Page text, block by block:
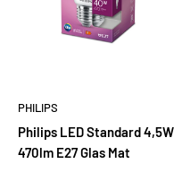
PHILIPS
Philips LED Standard 4,5W
470lm E27 Glas Mat